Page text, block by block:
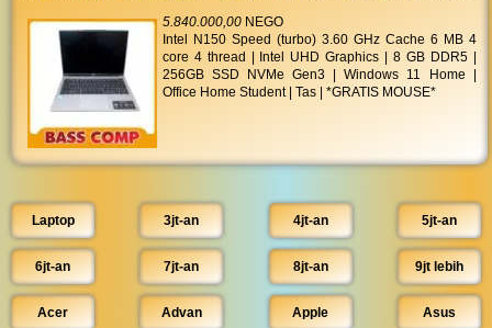
5.840.000,00 NEGO
Intel N150 Speed (turbo) 3.60 GHz Cache 6 MB 4
core 4 thread | Intel UHD Graphics | 8 GB DDR5 |
256GB SSD NVMe Gen3 | Windows 11 Home |
Office Home Student | Tas | *GRATIS MOUSE*
Laptop 3jt-an 4jt-an 5jt-an
6jt-an 7jt-an 8jt-an 9jt lebih
Acer Advan Apple Asus